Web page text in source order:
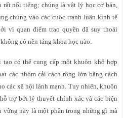
nổi tiếng; chúng là vật lý học cơ bản,
chúng vào các cuộc tranh luận kinh tế
vì quan điểm trao quyền đã suy thoái
có nền tảng khoa học nào.
có thể cung cấp một khuôn khổ hợp
các nhóm cải cách rộng lớn bằng cách
các xã hội lành mạnh. Tuy nhiên, khuôn
trợ bởi lý thuyết chính xác và các biện
vững này là một phần trong những gì mà